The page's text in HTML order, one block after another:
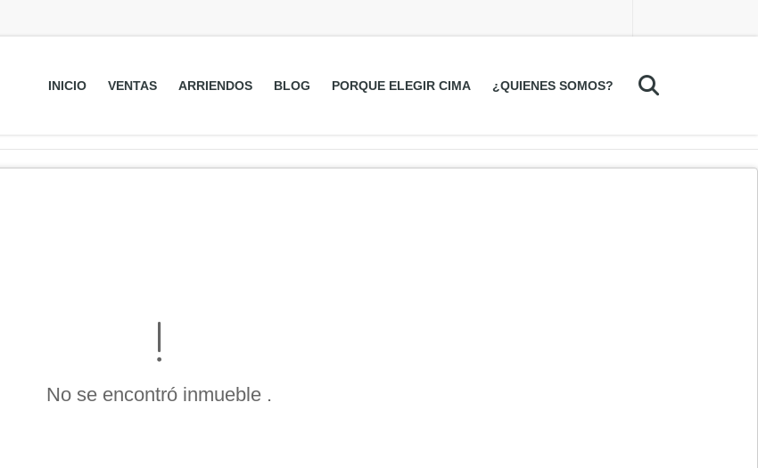
INICIO VENTAS ARRIENDOS BLOG PORQUE ELEGIR CIMA ¿QUIENES SOMOS?
No se encontró inmueble .